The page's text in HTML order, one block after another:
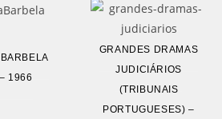
1966
GRANDES DRAMAS
JUDICIÁRIOS
(TRIBUNAIS
PORTUGUESES) –